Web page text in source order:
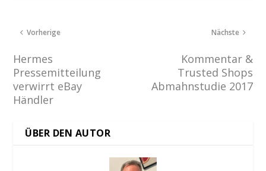
Vorherige
Hermes
Pressemitteilung
verwirrt eBay
Händler
Nächste
Kommentar &
Trusted Shops
Abmahnstudie 2017
ÜBER DEN AUTOR